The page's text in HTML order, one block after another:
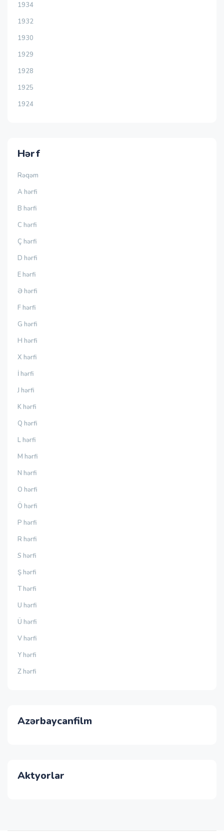
1934
1932
1930
1929
1928
1925
1924
Hərf
Rəqəm
A hərfi
B hərfi
C hərfi
Ç hərfi
D hərfi
E hərfi
Ə hərfi
F hərfi
G hərfi
H hərfi
X hərfi
İ hərfi
J hərfi
K hərfi
Q hərfi
L hərfi
M hərfi
N hərfi
O hərfi
Ö hərfi
P hərfi
R hərfi
S hərfi
Ş hərfi
T hərfi
U hərfi
Ü hərfi
V hərfi
Y hərfi
Z hərfi
Azərbaycanfilm
Aktyorlar